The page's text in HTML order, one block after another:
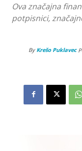
Ova značajna
potpisnici,
By Krešo Puklavec